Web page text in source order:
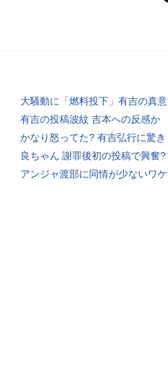
大騒動に「燃料投下」有吉の真意
有吉の投稿波紋 吉本への反感か
かなり怒ってた? 有吉弘行に驚き
良ちゃん 謝罪後初の投稿で興奮?
アンジャ渡部に同情が少ないワケ